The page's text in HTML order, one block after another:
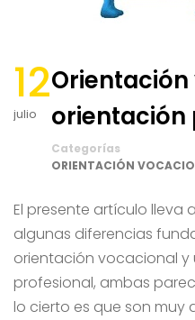
12
julio
orientación
Categorías
ORIENTACIÓN
El presente artículo lleva
algunas diferencias
orientación vocacional y
profesional, ambas
lo cierto es que son muy